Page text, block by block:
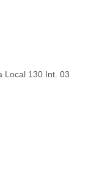
Local 130 Int. 03